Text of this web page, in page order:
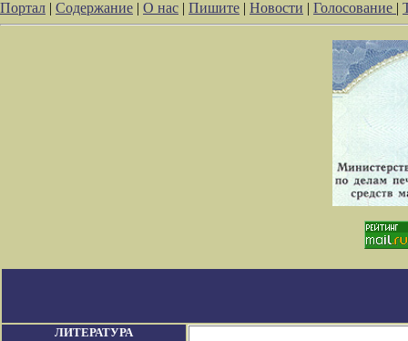
Портал | Содержание | О нас | Пишите | Новости | Голосование |
ЛИТЕРАТУРА